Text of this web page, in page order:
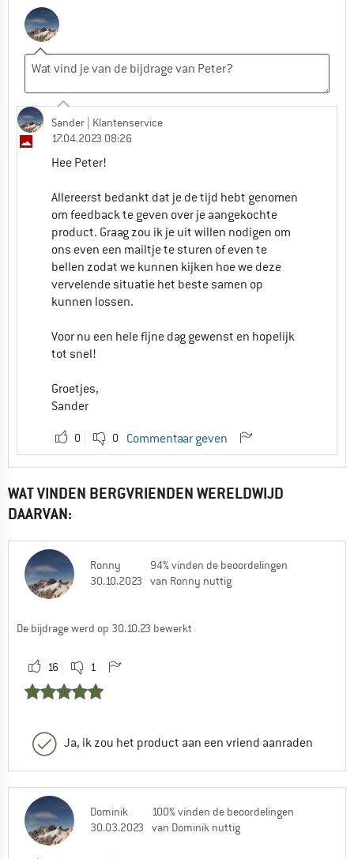
Sander | Klantenservice
17.04.2023 08:26
Hee Peter!
Allereerst bedankt dat je de tijd hebt genomen
om feedback te geven over je aangekochte
product. Graag zou ik je uit willen nodigen om
ons even een mailtje te sturen of even te
bellen zodat we kunnen kijken hoe we deze
vervelende situatie het beste samen op
kunnen lossen.
Voor nu een hele fijne dag gewenst en hopelijk
tot snel!
Groetjes,
Sander
0 0 Commentaar geven
WAT VINDEN BERGVRIENDEN WERELDWIJD
DAARVAN:
Ronny
30.10.2023
94% vinden de beoordelingen
van Ronny nuttig
De bijdrage werd op 30.10.23 bewerkt
16 1
Ja, ik zou het product aan een vriend aanraden
Dominik
30.03.2023
100% vinden de beoordelingen
van Dominik nuttig